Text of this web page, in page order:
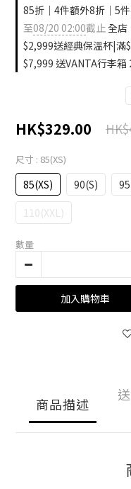
85折｜4件額外8折｜5
至08/20 02:00截止全店
$2,999送經典保溫杯|滿
$7,999 送VANTA行李箱
HK$329.00
尺寸 : 85(XS)
85(XS) 90(S)
110(XXL)
數量
加入購物車
商品描述